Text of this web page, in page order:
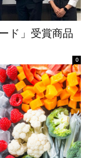
ド」受賞商品
0